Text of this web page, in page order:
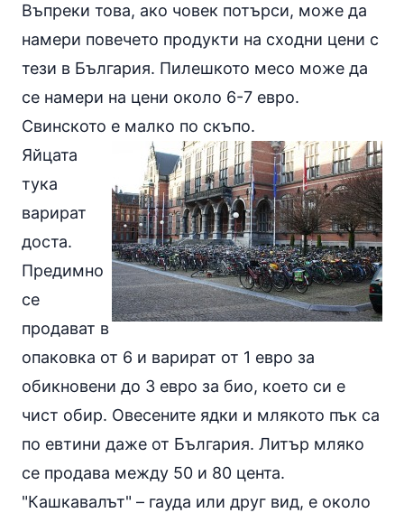
Въпреки това, ако човек потърси, може да
намери повечето продукти на сходни цени с
тези в България. Пилешкото месо може да
се намери на цени около 6-7 евро.
Свинското е малко по скъпо.
Яйцата
тука
варират
доста.
Предимно
се
продават в
опаковка от 6 и варират от 1 евро за
обикновени до 3 евро за био, което си е
чист обир. Овесените ядки и млякото пък са
по евтини даже от България. Литър мляко
се продава между 50 и 80 цента.
"Кашкавалът" – гауда или друг вид, е около